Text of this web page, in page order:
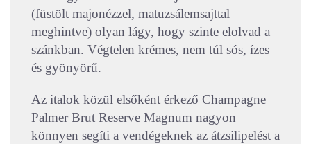
(füstölt majonézzel, matuzsálemsajttal
meghintve) olyan lágy, hogy szinte elolvad a
szánkban. Végtelen krémes, nem túl sós, ízes
és gyönyörű.
Az italok közül elsőként érkező Champagne
Palmer Brut Reserve Magnum nagyon
könnyen segíti a vendégeknek az átzsilipelést a